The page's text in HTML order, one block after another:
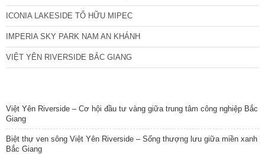
ICONIA LAKESIDE TỐ HỮU MIPEC
IMPERIA SKY PARK NAM AN KHÁNH
VIỆT YÊN RIVERSIDE BẮC GIANG
Việt Yên Riverside – Cơ hội đầu tư vàng giữa trung tâm công nghiệp Bắc
Giang
Biệt thự ven sông Việt Yên Riverside – Sống thượng lưu giữa miền xanh
Bắc Giang